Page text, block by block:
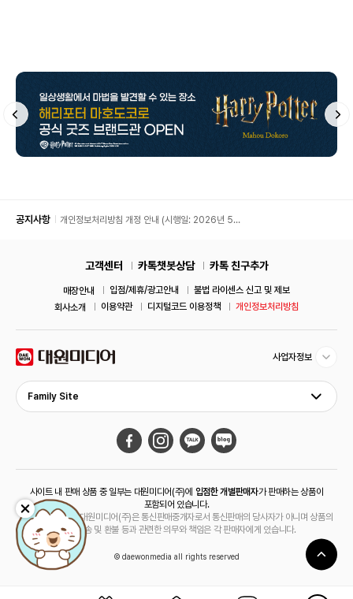
공지사항
개인정보처리방침 개정 안내 (시행일: 2026년 5월
고객센터 카톡챗봇상담 카톡 친구추가
매장안내 입점/제휴/광고안내
불법 라이센스 신고 및 제보
회사소개
이용약관 디지털코드 이용정책 개인정보처리방침
사업자정보
Family Site
사이트 내 판매 상품 중 일부는 대원미디어(주)에 입점한 개별판매자가 판매하는 상품이
포함되어 있습니다.
해당 상품의 경우 대원미디어(주)은 통신판매중개자로서 통신판매의 당사자가 아니며 상품의
주문, 배송 및 환불 등과 관련한 의무와 책임은 각 판매자에게 있습니다.
© daewonmedia all rights reserved